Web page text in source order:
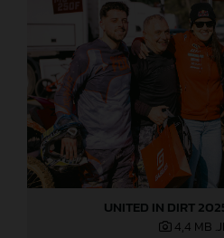
UNITED IN DIRT
4,4 MB